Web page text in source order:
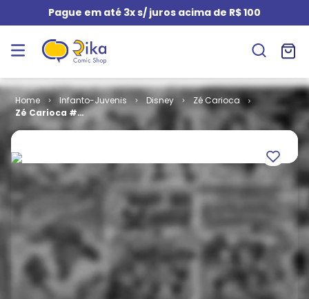
Pague em até 3x s/ juros acima de R$ 100
Infanto-Juvenis Disney
Zé Carioca
Zé Carioca #
2261